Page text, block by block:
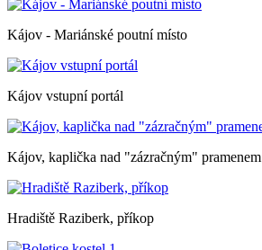
Kájov - Mariánské poutní místo
Kájov vstupní portál
Kájov, kaplička nad "zázračným" pramenem
Hradiště Raziberk, příkop